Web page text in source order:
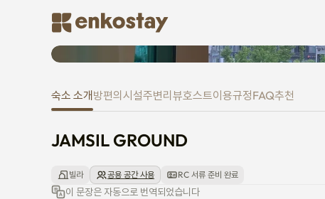
JAMSIL GROUND
숙소 소개 방편의시설주변리뷰호스트이용규정FAQ추천
JAMSIL GROUND
빌라 공용 공간 사용 RC 서류 준비 완료
이 문장은 자동으로 번역되었습니다